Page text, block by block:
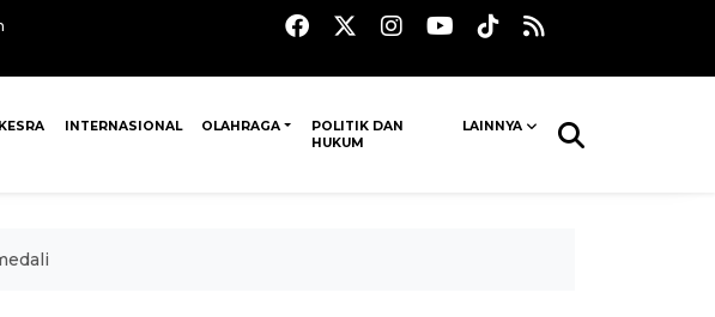
KESRA INTERNASIONAL OLAHRAGA
POLITIK DAN
HUKUM
LAINNYA